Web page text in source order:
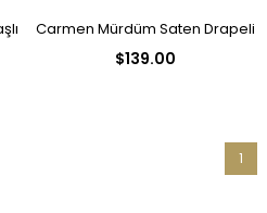
Carmen Mürdüm Saten Drapeli
$139.00
1